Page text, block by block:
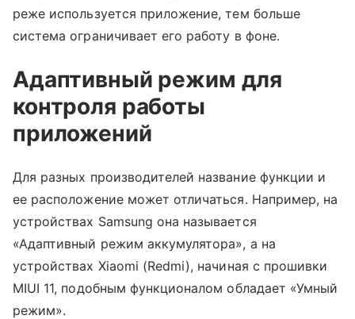
реже используется приложение, тем больше
система ограничивает его работу в фоне.
Адаптивный режим для
контроля работы
приложений
Для разных производителей название функции и
ее расположение может отличаться. Например, на
устройствах Samsung она называется
«Адаптивный режим аккумулятора», а на
устройствах Xiaomi (Redmi), начиная с прошивки
MIUI 11, подобным функционалом обладает «Умный
режим».